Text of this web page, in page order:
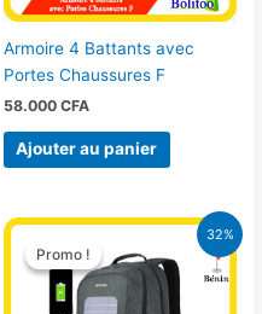
Armoire 4 Battants avec
Portes Chaussures F
58.000 CFA
Ajouter au panier
32%
Promo !
Promo !
Le
prix
initial
était :
32.500 CFA.
Le
prix
actuel
est :